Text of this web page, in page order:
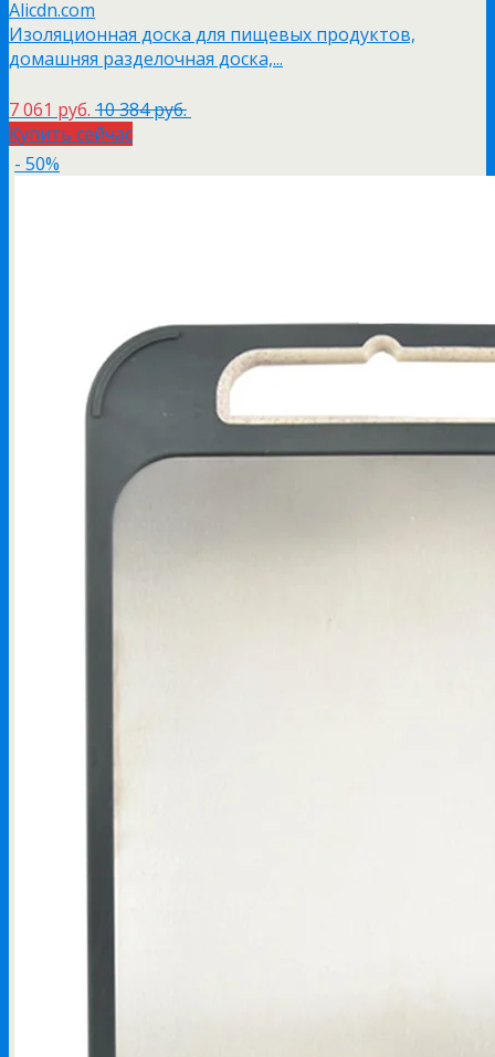
Alicdn.com
Изоляционная доска для пищевых продуктов,
домашняя разделочная доска,...
7 061 руб. 10 384 руб.
Купить сейчас
- 50%